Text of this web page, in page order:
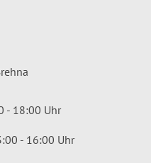
- 18:00 Uhr
- 16:00 Uhr